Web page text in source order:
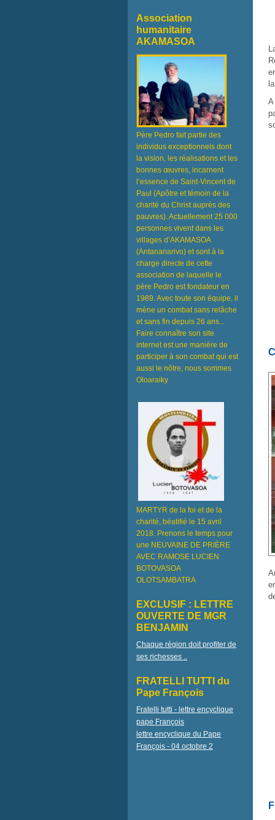
A
Association
humanitaire
AKAMASOA
Père Pedro fait partie des
individus exceptionnels dont
la vision, les réalisations et les
bonnes œuvres, incarnent
l’essence de Saint-Vincent de
Paul (Apôtre et témoin de la
charité du Christ auprès des
pauvres). Actuellement 25 000
personnes vivent dans les
villages d’AKAMASOA
(Antananarivo) et sont à la
charge directe de cette
association de laquelle le
père Pedro est fondateur en
1989. Avec toute son équipe, il
mène un combat sans relâche
et sans fin depuis 26 ans...
Faire connaître son site
internet est une manière de
participer à son combat qui est
aussi le nôtre, nous sommes
Oloaraiky
MARTYR de la foi et de la
charité, béatifié le 15 avril
2018. Prenons le temps pour
une NEUVAINE DE PRIÈRE
AVEC RAMOSE LUCIEN
BOTOVASOA
OLOTSAMBATRA
EXCLUSIF : LETTRE
OUVERTE DE MGR
BENJAMIN
Chaque région doit profiter de
ses richesses ..
FRATELLI TUTTI du
Pape François
Fratelli tutti - lettre encyclique
pape François
lettre encyclique du Pape
François - 04 octobre 2